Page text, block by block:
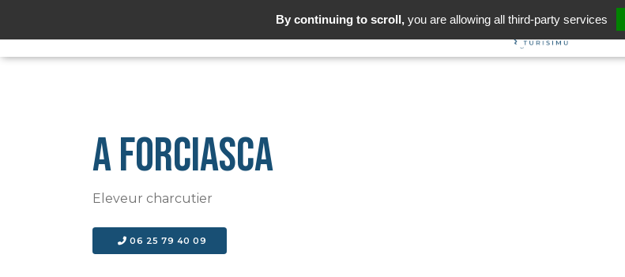
A FORCIASCA
Eleveur charcutier
06 25 79 40 09
By continuing to scroll, you are allowing all third-party services